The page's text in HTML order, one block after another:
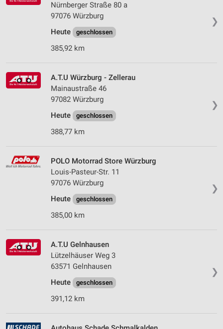
❯
Nürnberger Straße 80 a
97076 Würzburg
Heute
geschlossen
385,92 km
❯
A.T.U Würzburg - Zellerau
Mainaustraße 46
97082 Würzburg
Heute
geschlossen
388,77 km
❯
POLO Motorrad Store Würzburg
Louis-Pasteur-Str. 11
97076 Würzburg
Heute
geschlossen
385,00 km
❯
A.T.U Gelnhausen
Lützelhäuser Weg 3
63571 Gelnhausen
Heute
geschlossen
391,12 km